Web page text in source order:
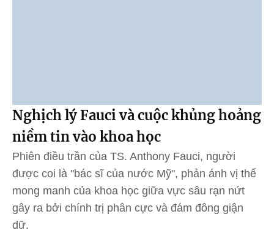
Nghịch lý Fauci và cuộc khủng hoảng
niềm tin vào khoa học
Phiên điều trần của TS. Anthony Fauci, người
được coi là "bác sĩ của nước Mỹ", phản ánh vị thế
mong manh của khoa học giữa vực sâu rạn nứt
gây ra bởi chính trị phân cực và đám đông giận
dữ.